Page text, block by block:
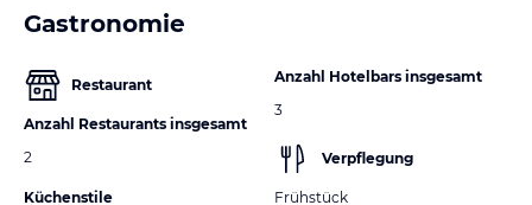
Gastronomie
Restaurant
Anzahl Restaurants insgesamt
2
Küchenstile
Anzahl Hotelbars insgesamt
3
Verpflegung
Frühstück